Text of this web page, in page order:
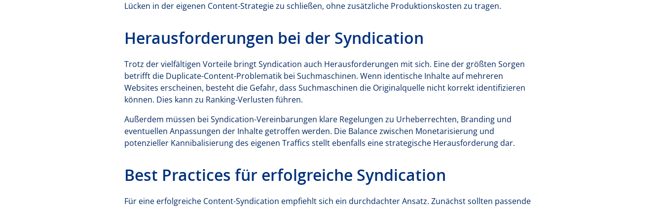
Lücken in der eigenen Content-Strategie zu schließen, ohne zusätzliche Produktionskosten zu tragen.
Herausforderungen bei der Syndication
Trotz der vielfältigen Vorteile bringt Syndication auch Herausforderungen mit sich. Eine der größten Sorgen
betrifft die Duplicate-Content-Problematik bei Suchmaschinen. Wenn identische Inhalte auf mehreren
Websites erscheinen, besteht die Gefahr, dass Suchmaschinen die Originalquelle nicht korrekt identifizieren
können. Dies kann zu Ranking-Verlusten führen.
Außerdem müssen bei Syndication-Vereinbarungen klare Regelungen zu Urheberrechten, Branding und
eventuellen Anpassungen der Inhalte getroffen werden. Die Balance zwischen Monetarisierung und
potenzieller Kannibalisierung des eigenen Traffics stellt ebenfalls eine strategische Herausforderung dar.
Best Practices für erfolgreiche Syndication
Für eine erfolgreiche Content-Syndication empfiehlt sich ein durchdachter Ansatz. Zunächst sollten passende